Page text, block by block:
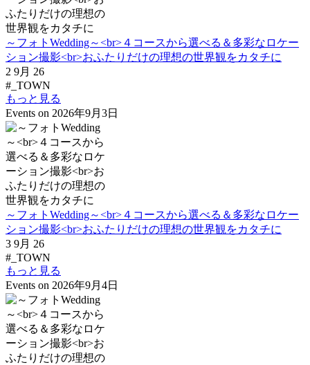
～フォトWedding～<br>４コースから選べる＆多彩なロケー
ション撮影<br>おふたりだけの理想の世界観をカタチに
2 9月 26
#_TOWN
もっと見る
Events on 2026年9月3日
～フォトWedding～<br>４コースから選べる＆多彩なロケー
ション撮影<br>おふたりだけの理想の世界観をカタチに
3 9月 26
#_TOWN
もっと見る
Events on 2026年9月4日